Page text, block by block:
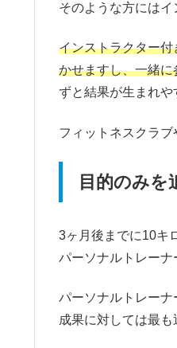
そのような方にはイ
インストラクター
かせますし、一緒
ずと結果が生まれや
フィットネスクラブ
目的のみを
3ヶ月後までに10キ
パーソナルトレーナ
パーソナルトレーナ
成果に対しては最も